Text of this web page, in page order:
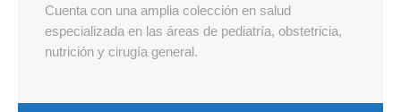
Cuenta con una amplia colección en salud
especializada en las áreas de pediatría, obstetricia,
nutrición y cirugía general.